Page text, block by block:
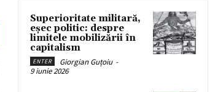
Superioritate militară,
eșec politic: despre
limitele mobilizării în
capitalism
ENTER Giorgian Guțoiu -
9 iunie 2026